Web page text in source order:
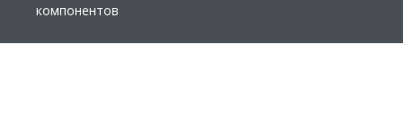
компонентов